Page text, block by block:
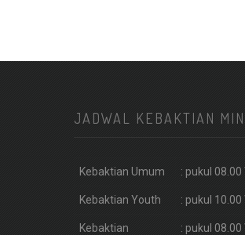
JADWAL KEBAKTIAN
Kebaktian Umum : pukul 08.00
Kebaktian Youth : pukul 10.00
Kebaktian
: pukul 08.00